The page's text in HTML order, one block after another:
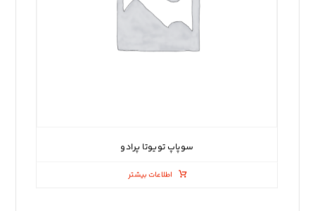
سوپاپ تویوتا پرادو
اطلاعات بیشتر